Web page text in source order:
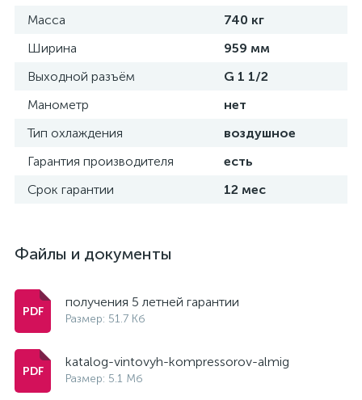
Масса
740 кг
Ширина
959 мм
Выходной разъём
G 1 1/2
Манометр
нет
Тип охлаждения
воздушное
Гарантия производителя
есть
Срок гарантии
12 мес
Файлы и документы
получения 5 летней гарантии
Размер: 51.7 Кб
katalog-vintovyh-kompressorov-almig
Размер: 5.1 Мб